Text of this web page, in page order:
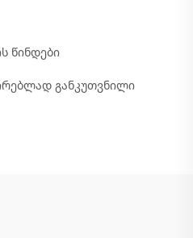
წინდები
განკუთვნილი